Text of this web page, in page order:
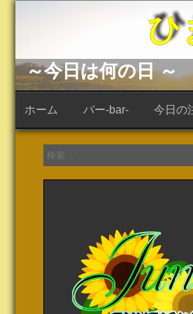
コ
へ
ス
キ
～今日は何の日 ～
ホーム バー-bar- 今日の
検
索: